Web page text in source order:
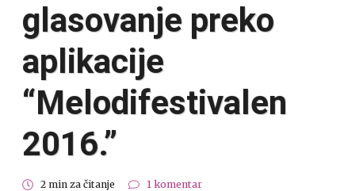
glasovanje preko
aplikacije
“Melodifestivalen
2016.”
2 min za čitanje 1 komentar